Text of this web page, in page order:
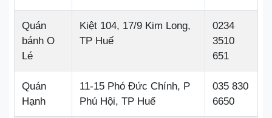
Quán
bánh O
Lé
Kiệt 104, 17/9 Kim Long,
TP Huế
0234
3510
651
Quán
Hạnh
11-15 Phó Đức Chính, P
Phú Hội, TP Huế
035 830
6650